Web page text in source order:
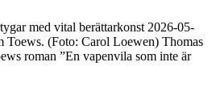
med vital berättarkonst 2026-05-
Toews. (Foto: Carol Loewen) Thomas
roman ”En vapenvila som inte är